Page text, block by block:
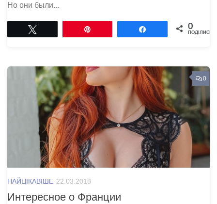
Но они были...
Поділитися0
ПОДІЛИСЬ
0
НАЙЦІКАВІШЕ 22.03.2018
Интересное о Франции